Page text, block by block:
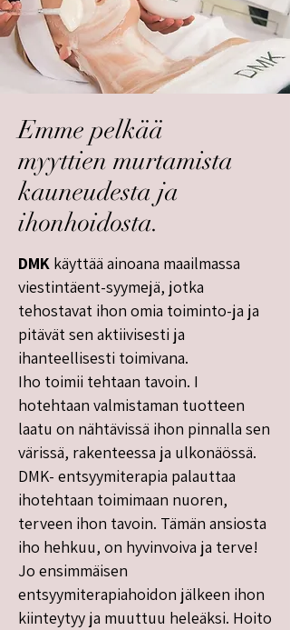
Emme pelkää
myyttien murtamista
kauneudesta ja
ihonhoidosta.
DMK käyttää ainoana maailmassa
viestintäent-syymejä, jotka
tehostavat ihon omia toiminto-ja ja
pitävät sen aktiivisesti ja
ihanteellisesti toimivana.
Iho toimii tehtaan tavoin. I
hotehtaan valmistaman tuotteen
laatu on nähtävissä ihon pinnalla sen
värissä, rakenteessa ja ulkonäössä.
DMK- entsyymiterapia palauttaa
ihotehtaan toimimaan nuoren,
terveen ihon tavoin. Tämän ansiosta
iho hehkuu, on hyvinvoiva ja terve!
Jo ensimmäisen
entsyymiterapiahoidon jälkeen ihon
kiinteytyy ja muuttuu heleäksi. Hoito